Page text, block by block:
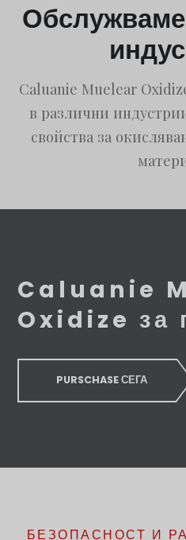
Caluanie Muelear
в различни
свойства за
Caluanie
Oxidize за
PURSCHASE СЕГА
БЕЗОПАСНОСТ И